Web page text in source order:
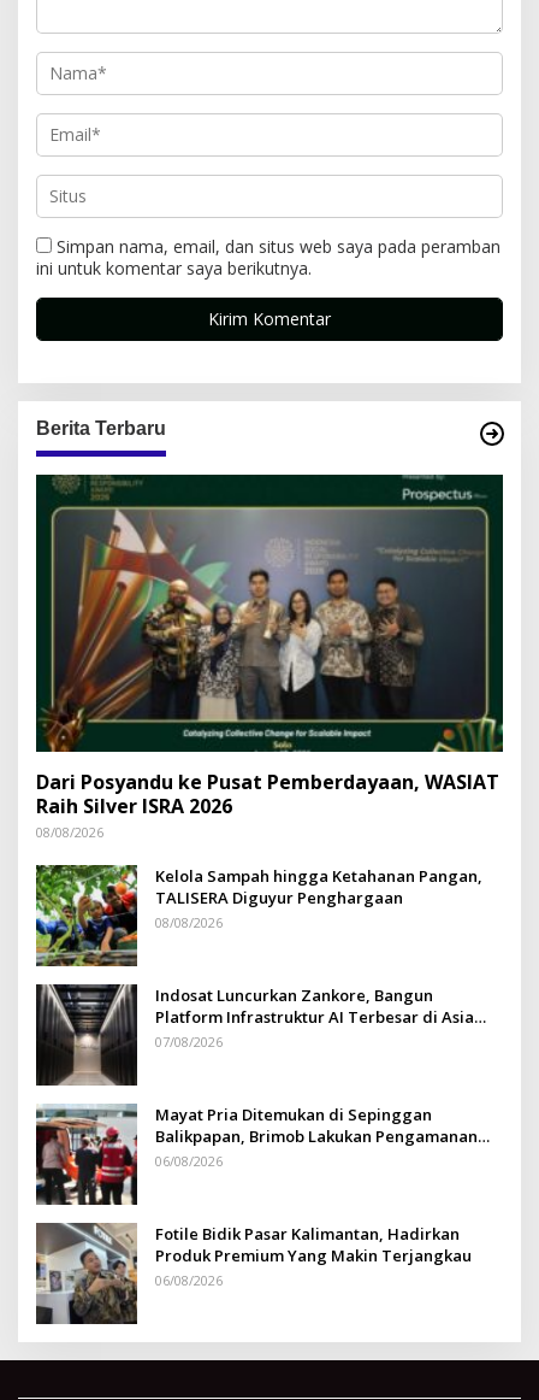
Simpan nama, email, dan situs web saya pada peramban
ini untuk komentar saya berikutnya.
Berita Terbaru
Dari Posyandu ke Pusat Pemberdayaan, WASIAT
Raih Silver ISRA 2026
08/08/2026
Kelola Sampah hingga Ketahanan Pangan,
TALISERA Diguyur Penghargaan
08/08/2026
Indosat Luncurkan Zankore, Bangun
Platform Infrastruktur AI Terbesar di Asia
Tenggara
07/08/2026
Mayat Pria Ditemukan di Sepinggan
Balikpapan, Brimob Lakukan Pengamanan
TKP
06/08/2026
Fotile Bidik Pasar Kalimantan, Hadirkan
Produk Premium Yang Makin Terjangkau
06/08/2026